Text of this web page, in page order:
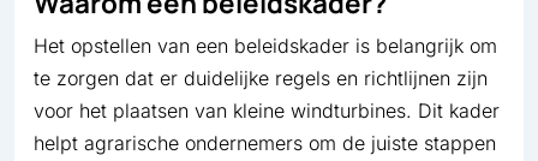
Het opstellen van een beleidskader is belangrijk om
te zorgen dat er duidelijke regels en richtlijnen zijn
voor het plaatsen van kleine windturbines. Dit kader
helpt agrarische ondernemers om de juiste stappen